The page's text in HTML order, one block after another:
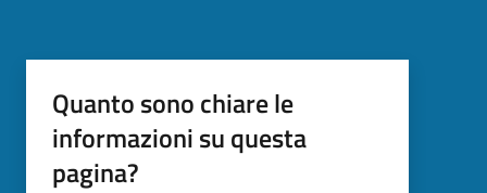
Quanto sono chiare le
informazioni su questa
pagina?